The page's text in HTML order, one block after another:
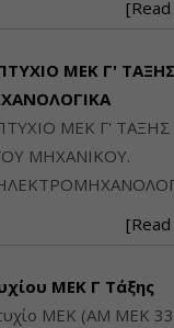
ΜΕΚ Γ' ΤΑΞΗΣ
ΜΕΚ Γ' ΤΑΞΗΣ
ΜΗΧΑΝΙΚΟΥ.
ΜΕΚ Γ Τάξης
ΜΕΚ (ΑΜ ΜΕΚ